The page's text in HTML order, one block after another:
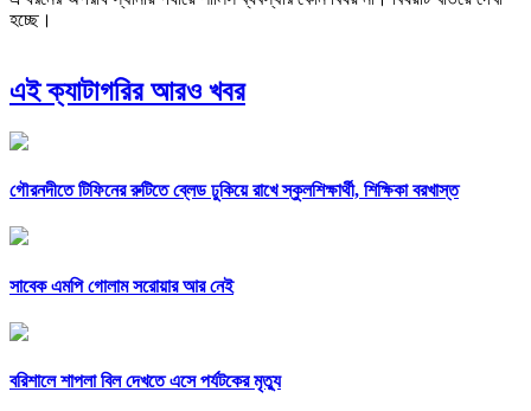
হচ্ছে।
এই ক্যাটাগরির আরও খবর
গৌরনদীতে টিফিনের রুটিতে ব্লেড ঢুকিয়ে রাখে স্কুলশিক্ষার্থী, শিক্ষিকা বরখাস্ত
সাবেক এমপি গোলাম সরোয়ার আর নেই
বরিশালে শাপলা বিল দেখতে এসে পর্যটকের মৃত্যু